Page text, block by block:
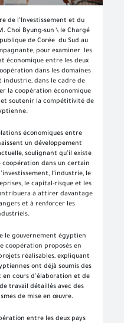
de l’Investissement et du
Choi Byung-sun \ le Chargé
de Corée du Sud au
pour examiner les
économique entre les deux
dans les domaines
industrie, dans le cadre de
la coopération économique
soutenir la compétitivité de
économiques entre
un développement
soulignant qu’il existe
dans un certain
l’industrie, le
le capital-risque et les
à attirer davantage
et à renforcer les
le gouvernement égyptien
coopération proposés en
réalisables, expliquant
ont déjà soumis des
cours d’élaboration et de
travail détaillés avec des
de mise en œuvre.
entre les deux pays